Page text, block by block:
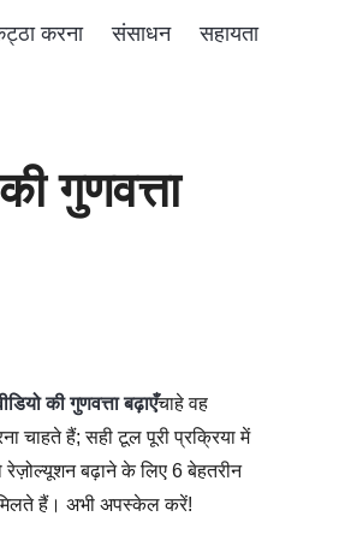
करना संसाधन सहायता
गुणवत्ता
की गुणवत्ता बढ़ाएँचाहे वह
चाहते हैं; सही टूल पूरी प्रक्रिया में
बढ़ाने के लिए 6 बेहतरीन
हैं। अभी अपस्केल करें!